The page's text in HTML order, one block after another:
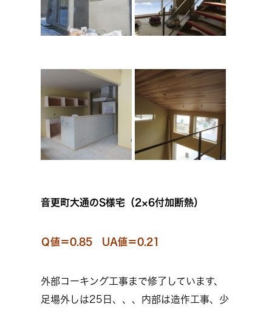
音更町大通のS様宅（2×6付加断熱）
Ｑ値＝0.85 UA値＝0.21
外部コーキング工事まで修了しています、
足場外しは25日、、、内部は造作工事、少